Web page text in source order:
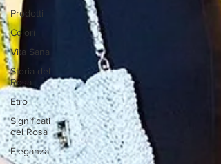
Prodotti
Colori
Vita Sana
Storia del
Rosa
Etro
Significati
del Rosa
Eleganza